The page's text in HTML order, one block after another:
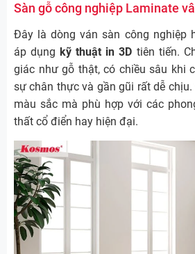
Sàn gỗ công nghiệp Laminate
Đây là dòng ván sàn công nghiệp
áp dụng kỹ thuật in 3D tiên tiến.
giác như gỗ thật, có chiều sâu khi
sự chân thực và gần gũi rất dễ
màu sắc mà phù hợp với các
thất cổ điển hay hiện đại.